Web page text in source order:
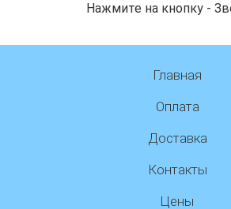
Нажмите на кнопку -
Главная
Оплата
Доставка
Контакты
Цены